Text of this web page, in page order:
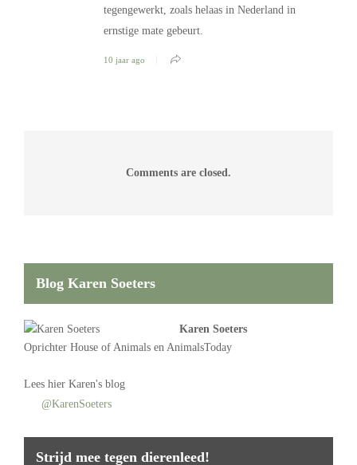
tegengewerkt, zoals helaas in Nederland in
ernstige mate gebeurt.
10 jaar ago
Comments are closed.
Blog Karen Soeters
Karen Soeters
Oprichter House of Animals en AnimalsToday
Lees hier Karen's blog
@KarenSoeters
Strijd mee tegen dierenleed!